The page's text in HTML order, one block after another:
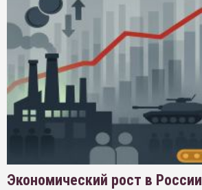
Экономический рост в